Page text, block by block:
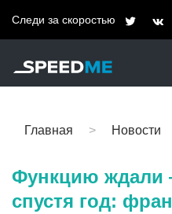
Следи за скоростью
Главная Новости
Функцию ждали
спустя год: